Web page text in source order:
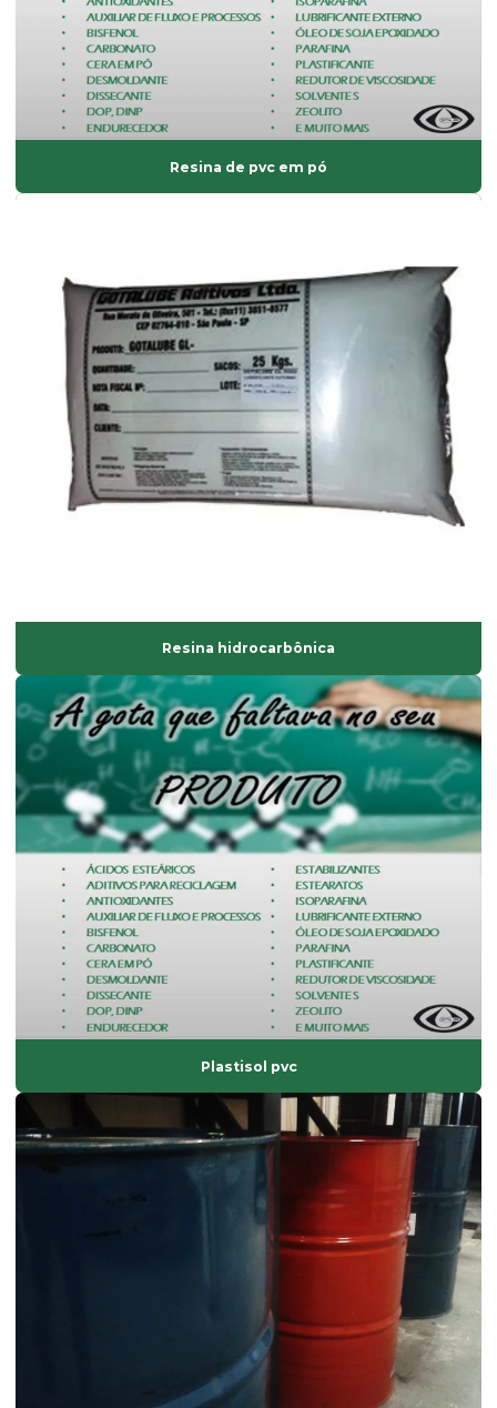
Empresa de fabricação de aditivos de uso industrial
Endurecedor líquido
Estabilizante bário
Estabilizante líquido
Estabilizante térmico para pvc
Estearato de cálcio
Estearato de magnésio
Estearato de magnésio preço
Estearato de sódio
Estearato de zinco
Estearatos de alumínio
Fabricante de composto de pvc
Fabricante de solvente atóxico
Fornecedor de ácido esteárico
Fornecedor de antioxidantes líquidos
Fornecedor de bisfenol
Fornecedor de dinp
Fornecedor de isoparafina
Fornecedor de oxido de zinco
Fornecedor de solvente atóxico
Graxa base vegetal
Isoparafina comprar
Isoparafina líquida
óleo plastificante para borracha
óleo de soja epoxidado
Resina de pvc em pó
Resina hidrocarbônica
Plastisol pvc